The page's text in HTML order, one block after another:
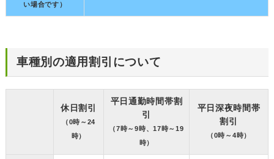
い場合です）
車種別の適用割引について
休日割引
（0時～24
時）
平日通勤時間帯割
引
（7時～9時、17時～19
時）
平日深夜時間帯
割引
（0時～4時）